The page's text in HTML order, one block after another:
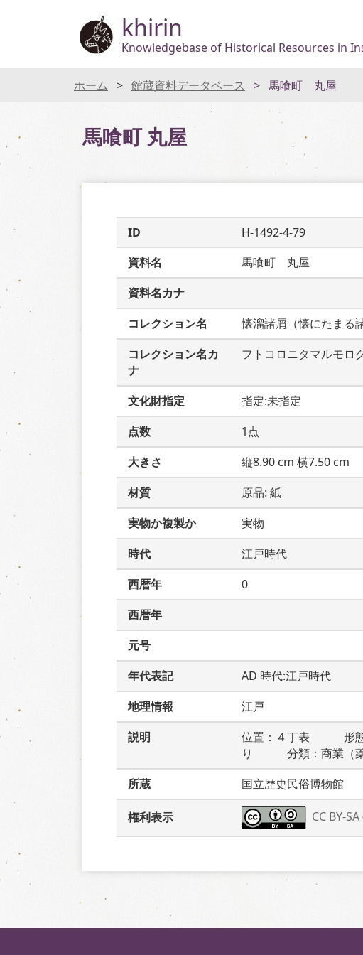
khirin
Knowledgebase of Historical Resources in
ホーム 館蔵資料データベース 馬喰町 丸屋
馬喰町 丸屋
ID
H-1492-4-79
資料名
馬喰町　丸屋
資料名カナ
コレクション名
懐溜諸屑（懐にたまる
コレクション名カ
ナ
フトコロニタマルモロ
文化財指定
指定:未指定
点数
1点
大きさ
縦8.90 cm 横7.50 cm
材質
原品: 紙
実物か複製か
実物
時代
江戸時代
西暦年
0
西暦年
元号
年代表記
AD 時代:江戸時代
地理情報
江戸
説明
位置：４丁表　　　形
り　　　分類：商業（
所蔵
国立歴史民俗博物館
権利表示 CC BY-